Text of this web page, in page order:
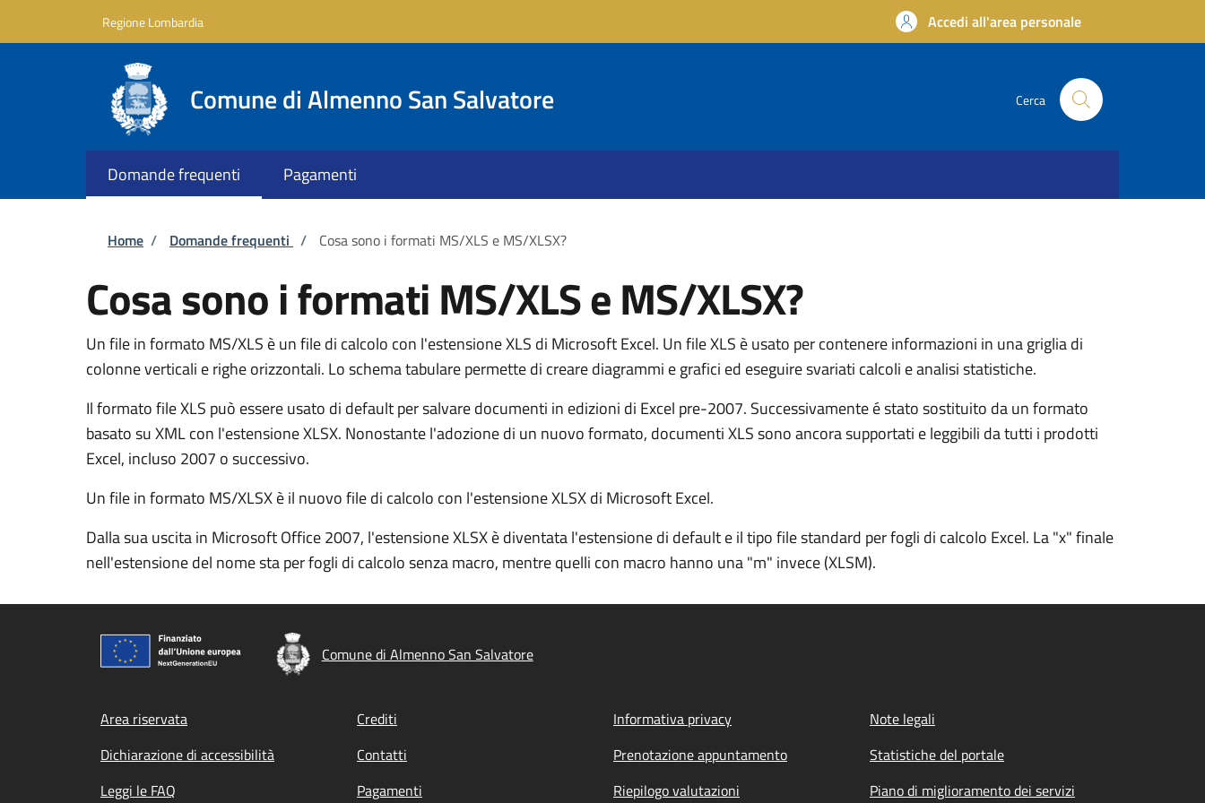
Regione Lombardia Accedi all'area personale
Comune di Almenno San Salvatore Cerca
Domande frequenti Pagamenti
Briciole di pane
Home / Domande frequenti / Cosa sono i formati MS/XLS e MS/XLSX?
Cosa sono i formati MS/XLS e MS/XLSX?
Un file in formato MS/XLS è un file di calcolo con l'estensione XLS di Microsoft Excel. Un file XLS è usato per contenere informazioni in una griglia di
colonne verticali e righe orizzontali. Lo schema tabulare permette di creare diagrammi e grafici ed eseguire svariati calcoli e analisi statistiche.
Il formato file XLS può essere usato di default per salvare documenti in edizioni di Excel pre-2007. Successivamente é stato sostituito da un formato
basato su XML con l'estensione XLSX. Nonostante l'adozione di un nuovo formato, documenti XLS sono ancora supportati e leggibili da tutti i prodotti
Excel, incluso 2007 o successivo.
Un file in formato MS/XLSX è il nuovo file di calcolo con l'estensione XLSX di Microsoft Excel.
Dalla sua uscita in Microsoft Office 2007, l'estensione XLSX è diventata l'estensione di default e il tipo file standard per fogli di calcolo Excel. La "x" finale
nell'estensione del nome sta per fogli di calcolo senza macro, mentre quelli con macro hanno una "m" invece (XLSM).
Comune di Almenno San Salvatore
Footer menu
Area riservata Crediti Informativa privacy
Note legali
Dichiarazione di accessibilità
Contatti Prenotazione appuntamento
Statistiche del portale
Leggi le FAQ
Pagamenti Riepilogo valutazioni Piano di miglioramento dei servizi